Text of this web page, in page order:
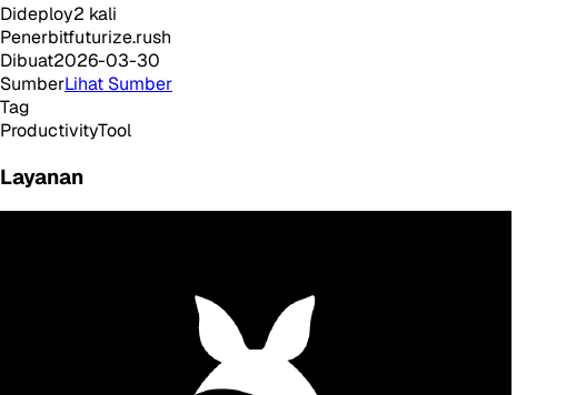
Dideploy2 kali
Penerbitfuturize.rush
Dibuat2026-03-30
SumberLihat Sumber
Tag
ProductivityTool
Layanan